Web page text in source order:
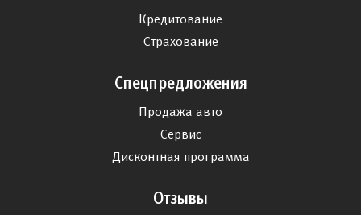
Кредитование
Страхование
Спецпредложения
Продажа авто
Сервис
Дисконтная программа
Отзывы